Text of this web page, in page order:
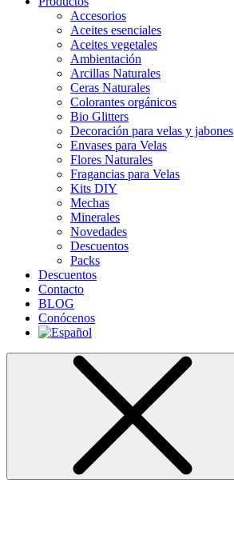
Accesorios
Aceites esenciales
Aceites vegetales
Ambientación
Arcillas Naturales
Ceras Naturales
Colorantes orgánicos
Bio Glitters
Decoración para velas y jabones
Envases para Velas
Flores Naturales
Fragancias para Velas
Kits DIY
Mechas
Minerales
Novedades
Descuentos
Packs
Descuentos
Contacto
BLOG
Conócenos